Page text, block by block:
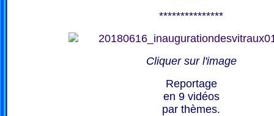
***************
Cliquer sur l'image
Reportage
en 9 vidéos
par thèmes.